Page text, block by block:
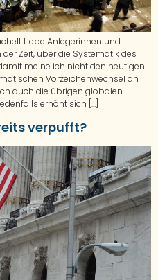
Liebe Anlegerinnen und
Zeit, über die Systematik des
meine ich nicht den heutigen
Vorzeichenwechsel an
auch die übrigen globalen
erhöht sich […]
verpufft?